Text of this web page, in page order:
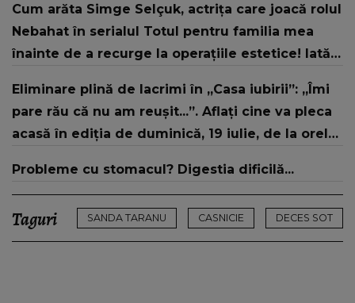
strategic de..."
Cum arăta Simge Selçuk, actrița care joacă rolul
Nebahat în serialul Totul pentru familia mea
înainte de a recurge la operațiile estetice! Iată
„Tinerețe rebelă”
Eliminare plină de lacrimi în „Casa iubirii”: „Îmi
pare rău că nu am reușit...”. Aflați cine va pleca
acasă în ediția de duminică, 19 iulie, de la orele
Probleme cu stomacul? Digestia dificilă...
Taguri SANDA TARANU CASNICIE DECES SOT